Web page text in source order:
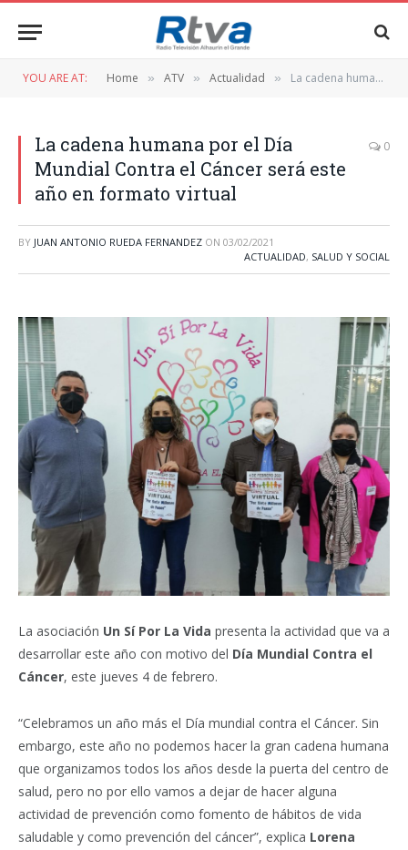
YOU ARE AT: Home » ATV » Actualidad » La cadena humana por el Día Mundial Contra el Cáncer será este año en formato virtual
La cadena humana por el Día
Mundial Contra el Cáncer será este
año en formato virtual
0
BY JUAN ANTONIO RUEDA FERNANDEZ ON 03/02/2021
ACTUALIDAD, SALUD Y SOCIAL
La asociación Un Sí Por La Vida presenta la actividad que va a
desarrollar este año con motivo del Día Mundial Contra el
Cáncer, este jueves 4 de febrero.
“Celebramos un año más el Día mundial contra el Cáncer. Sin
embargo, este año no podemos hacer la gran cadena humana
que organizamos todos los años desde la puerta del centro de
salud, pero no por ello vamos a dejar de hacer alguna
actividad de prevención como fomento de hábitos de vida
saludable y como prevención del cáncer”, explica Lorena